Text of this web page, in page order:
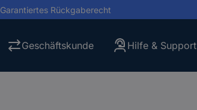
Garantiertes Rückgaberecht
Geschäftskunde Hilfe & Support